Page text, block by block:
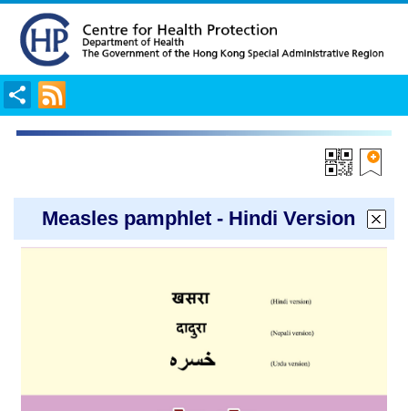
ShareRSS
Measles pamphlet - Hindi Version